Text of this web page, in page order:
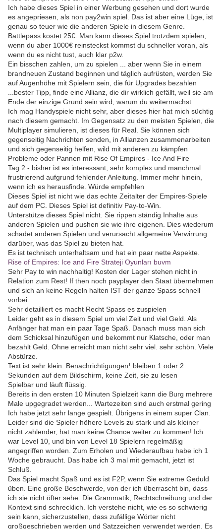
Ich habe dieses Spiel in einer Werbung gesehen und dort wurde
es angepriesen, als non pay2win spiel. Das ist aber eine Lüge, ist
genau so teuer wie die anderen Spiele in diesem Genre.
Battlepass kostet 25€. Man kann dieses Spiel trotzdem spielen,
wenn du aber 1000€ reinsteckst kommst du schneller voran, als
wenn du es nicht tust, auch klar p2w.
Ein bisschen zahlen, um zu spielen ... aber wenn Sie in einem
brandneuen Zustand beginnen und täglich aufrüsten, werden Sie
auf Augenhöhe mit Spielern sein, die für Upgrades bezahlen
...bester Tipp, finde eine Allianz, die dir wirklich gefällt, weil sie am
Ende der einzige Grund sein wird, warum du weitermachst
Ich mag Handyspiele nicht sehr, aber dieses hier hat mich süchtig
nach diesem gemacht. Im Gegensatz zu den meisten Spielen, die
Multiplayer simulieren, ist dieses für Real. Sie können sich
gegenseitig Nachrichten senden, in Allianzen zusammenarbeiten
und sich gegenseitig helfen, wild mit anderen zu kämpfen
Probleme oder Pannen mit Rise Of Empires - Ice And Fire
Tag 2 - bisher ist es interessant, sehr komplex und manchmal
frustrierend aufgrund fehlender Anleitung. Immer mehr hinein,
wenn ich es herausfinde. Würde empfehlen
Dieses Spiel ist nicht wie das echte Zeitalter der Empires-Spiele
auf dem PC. Dieses Spiel ist definitiv Pay-to-Win.
Unterstütze dieses Spiel nicht. Sie rippen ständig Inhalte aus
anderen Spielen und pushen sie wie ihre eigenen. Dies wiederum
schadet anderen Spielen und verursacht allgemeine Verwirrung
darüber, was das Spiel zu bieten hat.
Es ist technisch unterhaltsam und hat ein paar nette Aspekte.
Rise of Empires: Ice and Fire Strateji Oyunları buvm
Sehr Pay to win nachhaltig! Kosten der Lager stehen nicht in
Relation zum Rest! If then noch payplayer den Staat übernehmen
und sich an keine Regeln halten IST der ganze Spass schnell
vorbei.
Sehr detailliert es macht Recht Spass es zuspielen
Leider geht es in diesem Spiel um viel Zeit und viel Geld. Als
Anfänger hat man ein paar Tage Spaß. Danach muss man sich
dem Schicksal hinzufügen und bekommt nur Klatsche, oder man
bezahlt Geld. Ohne erreicht man nicht sehr viel. sehr schön. Viele
Abstürze.
Text ist sehr klein. Benachrichtigungen¹ bleiben 1 oder 2
Sekunden auf dem Bildschirm, keine Zeit, sie zu lesen
Spielbar und läuft flüssig.
Bereits in den ersten 10 Minuten Spielzeit kann die Burg mehrere
Male upgegradet werden... Wartezeiten sind auch erstmal gering
Ich habe jetzt sehr lange gespielt. Übrigens in einem super Clan.
Leider sind die Spieler höhere Levels zu stark und als kleiner
nicht zahlender, hat man keine Chance weiter zu kommen! Ich
war Level 10, und bin von Level 18 Spielern regelmäßig
angegriffen worden. Zum Erholen und Wiederaufbau habe ich 1
Woche gebraucht. Das habe ich 3 mal mit gemacht, jetzt ist
Schluß.
Das Spiel macht Spaß und es ist F2P, wenn Sie extreme Geduld
üben. Eine große Beschwerde, von der ich überrascht bin, dass
ich sie nicht öfter sehe: Die Grammatik, Rechtschreibung und der
Kontext sind schrecklich. Ich verstehe nicht, wie es so schwierig
sein kann, sicherzustellen, dass zufällige Wörter nicht
großgeschrieben werden und Satzzeichen verwendet werden. Es